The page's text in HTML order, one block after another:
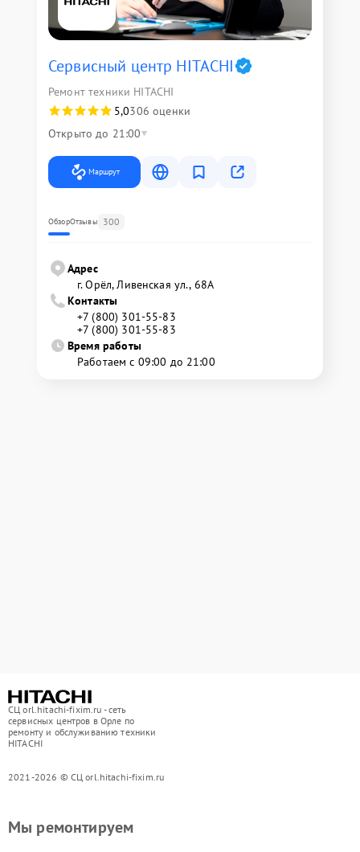
Сервисный центр HITACHI
Ремонт техники HITACHI
5,0306 оценки
Открыто до 21:00
Маршрут
ОбзорОтзывы 300
Адрес
г. Орёл, Ливенская ул., 68А
Контакты
+7 (800) 301-55-83
+7 (800) 301-55-83
Время работы
Работаем с 09:00 до 21:00
СЦ orl.hitachi-fixim.ru - сеть
сервисных центров в Орле по
ремонту и обслуживанию техники
HITACHI
2021-2026 © СЦ orl.hitachi-fixim.ru
Мы ремонтируем